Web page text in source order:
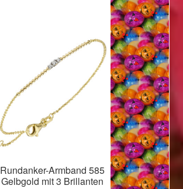
Rundanker-Armband 585
Gelbgold mit 3 Brillanten